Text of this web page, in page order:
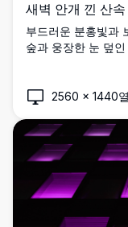
새벽 안개 낀 산
부드러운 분홍빛과
숲과 웅장한 눈 덮
2560 × 1440